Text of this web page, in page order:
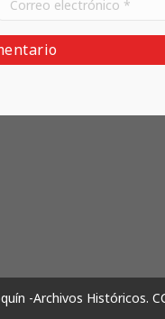
-Archivos Históricos.